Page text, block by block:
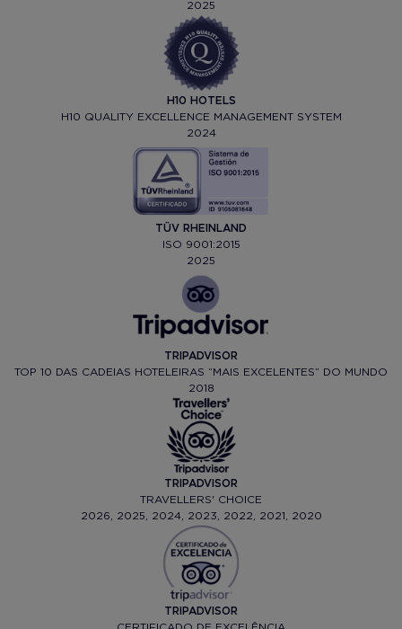
2025
H10 HOTELS
H10 QUALITY EXCELLENCE MANAGEMENT SYSTEM
2024
TÜV RHEINLAND
ISO 9001:2015
2025
TRIPADVISOR
TOP 10 DAS CADEIAS HOTELEIRAS “MAIS EXCELENTES” DO MUNDO
2018
TRIPADVISOR
TRAVELLERS' CHOICE
2026, 2025, 2024, 2023, 2022, 2021, 2020
TRIPADVISOR